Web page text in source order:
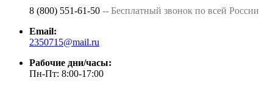
8 (800) 551-61-50 -- Бесплатный звонок по всей России
Email:
2350715@mail.ru
Рабочие дни/часы:
Пн-Пт: 8:00-17:00